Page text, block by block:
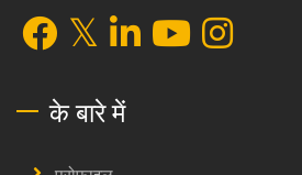
के बारे में